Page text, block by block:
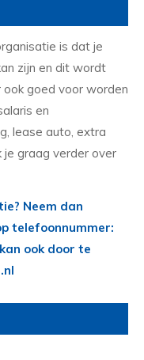
is dat je
zijn en dit wordt
ook goed voor worden
en
lease auto, extra
je graag verder over
Neem dan
telefoonnummer:
ook door te